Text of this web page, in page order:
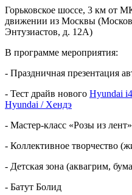
Горьковское шоссе, 3 км от
движении из Москвы
Энтузиастов, д. 12А)
В программе мероприятия:
- Праздничная презентация
- Тест драйв нового Hyundai
Hyundai / Хендэ
- Мастер-класс «Розы из лент»
- Коллективное творчество
- Детская зона (аквагрим,
- Батут Болид